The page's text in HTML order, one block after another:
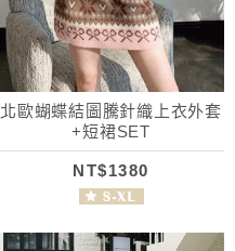
北歐蝴蝶結圖騰針織上衣外套
+短裙SET
NT$1380